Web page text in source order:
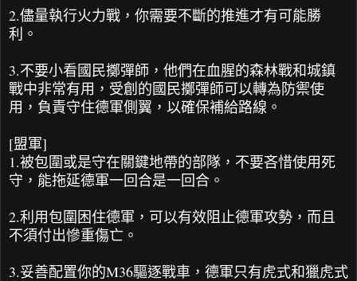
2.儘量執行火力戰，你需要不斷的推進才有可能勝
利。
3.不要小看國民擲彈師，他們在血腥的森林戰和城鎮
戰中非常有用，受創的國民擲彈師可以轉為防禦使
用，負責守住德軍側翼，以確保補給路線。
[盟軍]
1.被包圍或是守在關鍵地帶的部隊，不要吝惜使用死
守，能拖延德軍一回合是一回合。
2.利用包圍困住德軍，可以有效阻止德軍攻勢，而且
不須付出慘重傷亡。
3.妥善配置你的M36驅逐戰車，德軍只有虎式和獵虎式